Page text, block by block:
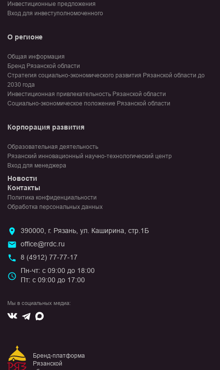
Инвестиционные предложения
Вход для инвеступолномоченного
О регионе
Общая информация
Бренд Рязанской области
Стратегия социально-экономического развития Рязанской области до
2030 года
Инвестиционная привлекательность Рязанской области
Социально-экономическое положение Рязанской области
Корпорация развития
Образовательная деятельность
Рязанский инновационный научно-технологический центр
Вход для менеджера
Новости
Контакты
Политика конфиденциальности
Обработка персональных данных
390000, г. Рязань, ул. Каширина, стр.1Б
office@rrdc.ru
8 (4912) 77-77-17
Пн-чт: с 09:00 до 18:00
Пт: с 09:00 до 17:00
Мы в социальных медиа:
Вконтакте
Telegram
Max
Бренд-платформа
Рязанской